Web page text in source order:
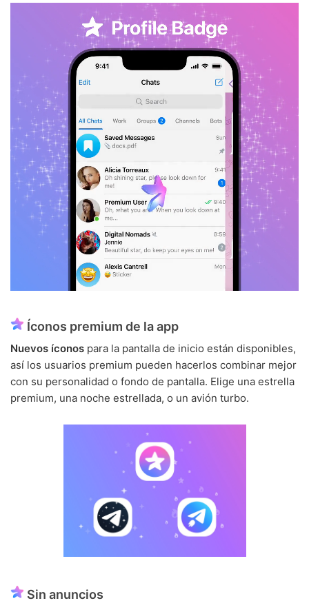
Íconos premium de la app
Nuevos íconos para la pantalla de inicio están disponibles,
así los usuarios premium pueden hacerlos combinar mejor
con su personalidad o fondo de pantalla. Elige una estrella
premium, una noche estrellada, o un avión turbo.
Sin anuncios